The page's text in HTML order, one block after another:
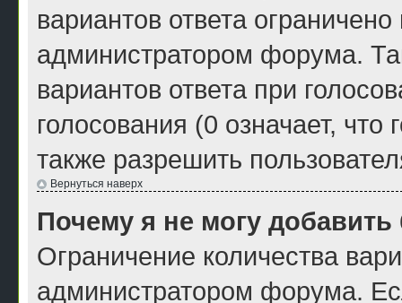
вариантов ответа
администратором форума.
вариантов ответа при
голосования (0 означает,
также разрешить
Вернуться наверх
Почему я не могу
Ограничение количества
администратором форума.